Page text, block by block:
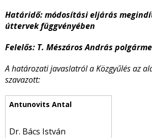
Határidő: módosítási eljárás
úttervek függvényében
Felelős: T. Mészáros András
A határozati javaslatról a Közgyűlés az
szavazott:
Dr. Bács István